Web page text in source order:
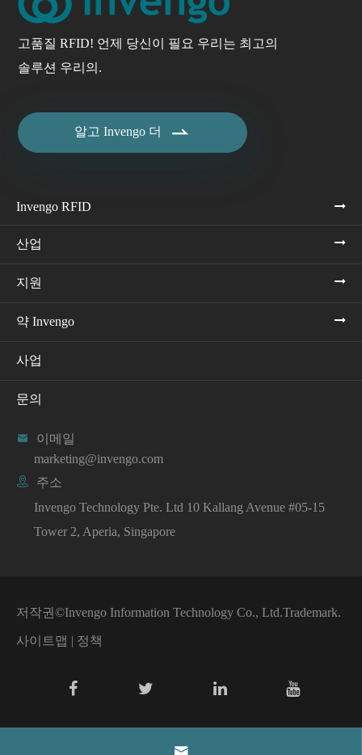
고품질 RFID! 언제 당신이 필요 우리는 최고의
솔루션 우리의.
알고 Invengo 더 
Invengo RFID
산업
지원
약 Invengo
사업
문의

이메일
marketing@invengo.com

주소
Invengo Technology Pte. Ltd 10 Kallang Avenue #05-15
Tower 2, Aperia, Singapore
저작권©Invengo Information Technology Co., Ltd.Trademark.
사이트맵 | 정책